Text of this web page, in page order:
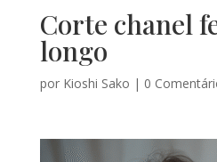
Corte chanel
longo
por Kioshi Sako | 0